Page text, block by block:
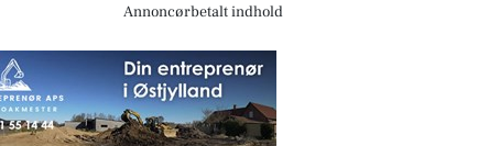
Annoncørbetalt indhold